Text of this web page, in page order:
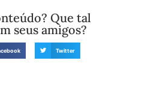
Que tal
seus amigos?
Twitter